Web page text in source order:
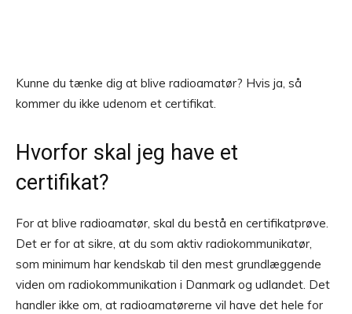
Kunne du tænke dig at blive radioamatør? Hvis ja, så
kommer du ikke udenom et certifikat.
Hvorfor skal jeg have et
certifikat?
For at blive radioamatør, skal du bestå en certifikatprøve.
Det er for at sikre, at du som aktiv radiokommunikatør,
som minimum har kendskab til den mest grundlæggende
viden om radiokommunikation i Danmark og udlandet. Det
handler ikke om, at radioamatørerne vil have det hele for